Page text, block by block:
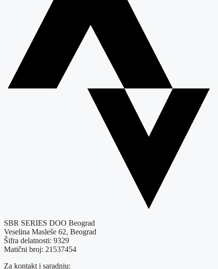
SBR SERIES DOO Beograd
Veselina Masleše 62, Beograd
Šifra delatnosti: 9329
Matični broj: 21537454
Za kontakt i saradnju: